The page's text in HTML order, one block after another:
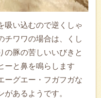
吸い込むので逆くしゃ
チワワの場合は、くし
の豚の苦しいいびきと
ーと鼻を鳴らします
ーグエー・フガフガな
あるようです。